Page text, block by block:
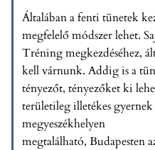
Általában a fenti tünetek
megfelelő módszer lehet.
Tréning megkezdéséhez,
kell várnunk. Addig is a
tényezőt, tényezőket ki
területileg illetékes
megyeszékhelyen
megtalálható, Budapesten